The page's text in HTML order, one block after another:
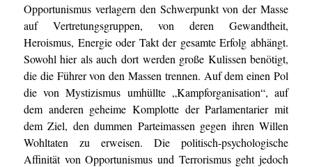
Opportunismus verlagern den Schwerpunkt von der Masse
auf Vertretungsgruppen, von deren Gewandtheit,
Heroismus, Energie oder Takt der gesamte Erfolg abhängt.
Sowohl hier als auch dort werden große Kulissen benötigt,
die die Führer von den Massen trennen. Auf dem einen Pol
die von Mystizismus umhüllte „Kampforganisation“, auf
dem anderen geheime Komplotte der Parlamentarier mit
dem Ziel, den dummen Parteimassen gegen ihren Willen
Wohltaten zu erweisen. Die politisch-psychologische
Affinität von Opportunismus und Terrorismus geht jedoch